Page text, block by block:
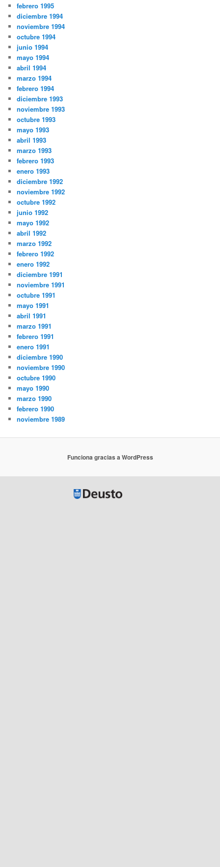
febrero 1995
diciembre 1994
noviembre 1994
octubre 1994
junio 1994
mayo 1994
abril 1994
marzo 1994
febrero 1994
diciembre 1993
noviembre 1993
octubre 1993
mayo 1993
abril 1993
marzo 1993
febrero 1993
enero 1993
diciembre 1992
noviembre 1992
octubre 1992
junio 1992
mayo 1992
abril 1992
marzo 1992
febrero 1992
enero 1992
diciembre 1991
noviembre 1991
octubre 1991
mayo 1991
abril 1991
marzo 1991
febrero 1991
enero 1991
diciembre 1990
noviembre 1990
octubre 1990
mayo 1990
marzo 1990
febrero 1990
noviembre 1989
Funciona gracias a WordPress